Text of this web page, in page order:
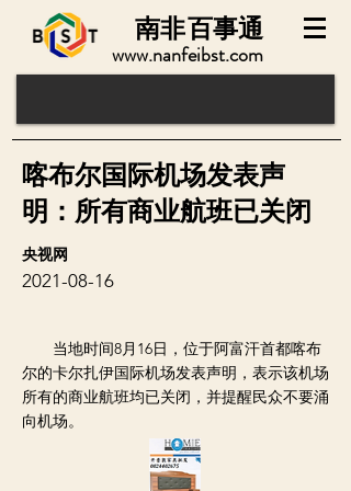
www.nanfeibst.com
百事通
南非
当地时间8月16日，位于阿富汗首都喀布
尔的卡尔扎伊国际机场发表声明，表示该机场
所有的商业航班均已关闭，并提醒民众不要涌
向机场。
央视网
2021-08-16
喀布尔国际机场发表声
明：所有商业航班已关闭